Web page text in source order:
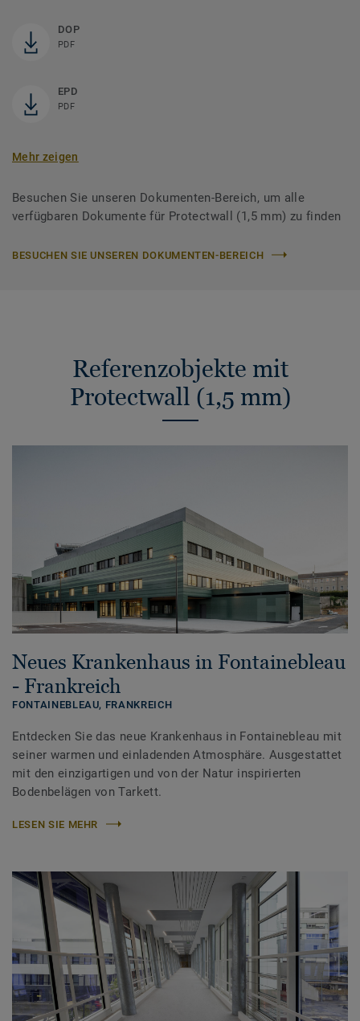
DOP
PDF
EPD
PDF
Mehr zeigen
Besuchen Sie unseren Dokumenten-Bereich, um alle
verfügbaren Dokumente für Protectwall (1,5 mm) zu finden
BESUCHEN SIE UNSEREN DOKUMENTEN-BEREICH
Referenzobjekte mit
Protectwall (1,5 mm)
Neues Krankenhaus in Fontainebleau
- Frankreich
FONTAINEBLEAU, FRANKREICH
Entdecken Sie das neue Krankenhaus in Fontainebleau mit
seiner warmen und einladenden Atmosphäre. Ausgestattet
mit den einzigartigen und von der Natur inspirierten
Bodenbelägen von Tarkett.
LESEN SIE MEHR